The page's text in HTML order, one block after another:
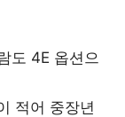
도 4E 옵션으
적어 중장년